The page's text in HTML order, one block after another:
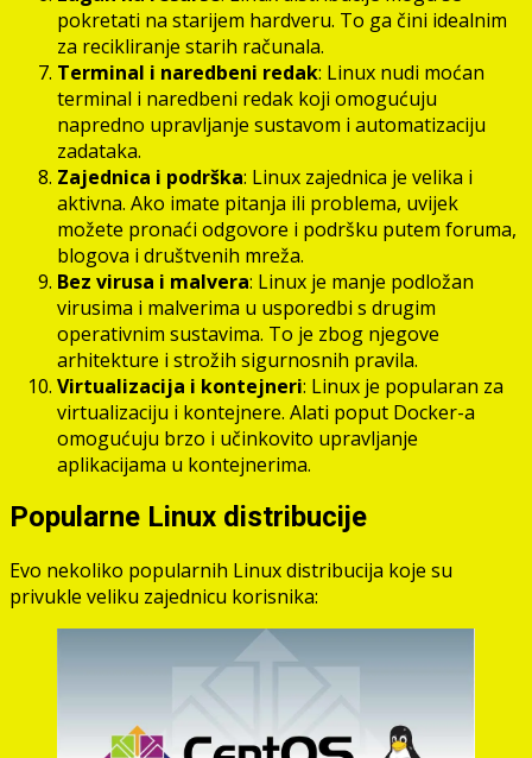
pokretati na starijem hardveru. To ga čini idealnim
za recikliranje starih računala.
Terminal i naredbeni redak: Linux nudi moćan
terminal i naredbeni redak koji omogućuju
napredno upravljanje sustavom i automatizaciju
zadataka.
Zajednica i podrška: Linux zajednica je velika i
aktivna. Ako imate pitanja ili problema, uvijek
možete pronaći odgovore i podršku putem foruma,
blogova i društvenih mreža.
Bez virusa i malvera: Linux je manje podložan
virusima i malverima u usporedbi s drugim
operativnim sustavima. To je zbog njegove
arhitekture i strožih sigurnosnih pravila.
Virtualizacija i kontejneri: Linux je popularan za
virtualizaciju i kontejnere. Alati poput Docker-a
omogućuju brzo i učinkovito upravljanje
aplikacijama u kontejnerima.
Popularne Linux distribucije
Evo nekoliko popularnih Linux distribucija koje su
privukle veliku zajednicu korisnika: